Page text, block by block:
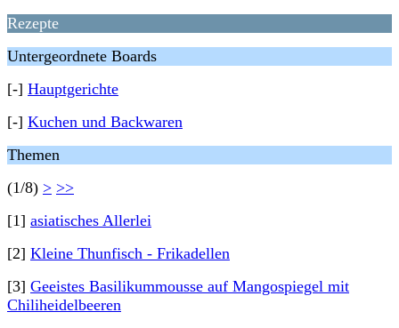
Rezepte
Untergeordnete Boards
[-] Hauptgerichte
[-] Kuchen und Backwaren
Themen
(1/8) > >>
[1] asiatisches Allerlei
[2] Kleine Thunfisch - Frikadellen
[3] Geeistes Basilikummousse auf Mangospiegel mit
Chiliheidelbeeren